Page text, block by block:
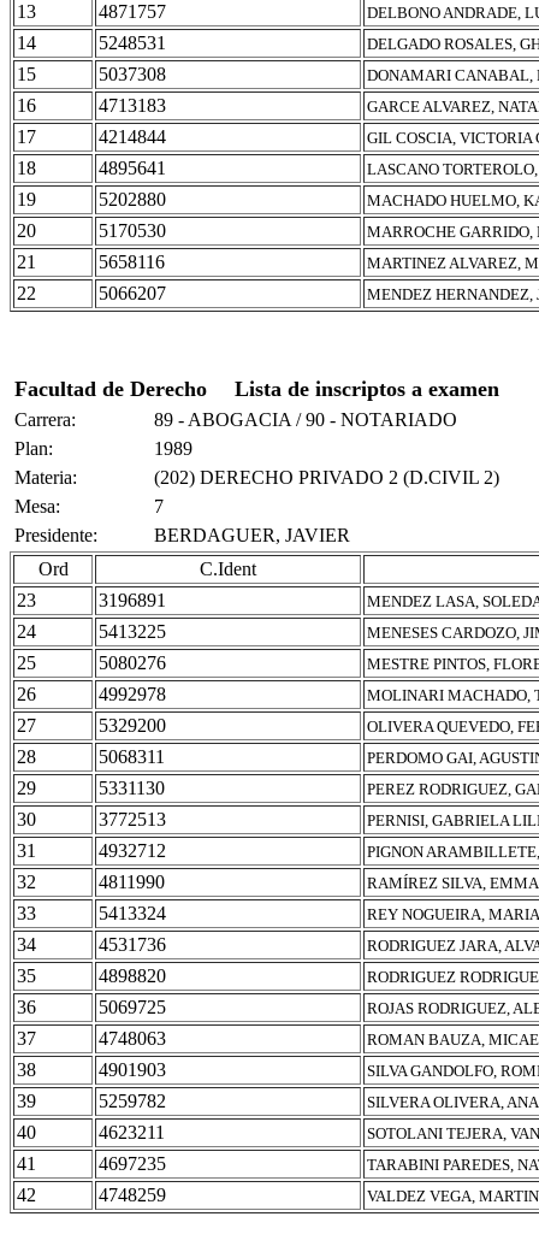
13 4871757 DELBONO ANDRADE,
14 5248531 DELGADO ROSALES,
15 5037308 DONAMARI CANABAL,
16 4713183 GARCE ALVAREZ,
17 4214844 GIL COSCIA, VICTORIA
18 4895641 LASCANO
19 5202880 MACHADO HUELMO,
20 5170530 MARROCHE GARRIDO,
21 5658116 MARTINEZ ALVAREZ,
22 5066207 MENDEZ HERNANDEZ,
Facultad de Derecho Lista de inscriptos a examen
Carrera:
89 - ABOGACIA / 90 - NOTARIADO
Plan:
1989
Materia:
(202) DERECHO PRIVADO 2 (D.CIVIL 2)
Mesa:
7
Presidente:
BERDAGUER, JAVIER
Ord
C.Ident
23
3196891 MENDEZ LASA,
24 5413225 MENESES CARDOZO,
25 5080276 MESTRE PINTOS,
26 4992978 MOLINARI MACHADO,
27 5329200 OLIVERA QUEVEDO,
28 5068311 PERDOMO GAI,
29 5331130 PEREZ RODRIGUEZ,
30 3772513 PERNISI, GABRIELA
31 4932712 PIGNON
32 4811990 RAMÍREZ SILVA,
33 5413324 REY NOGUEIRA,
34 4531736 RODRIGUEZ JARA,
35 4898820 RODRIGUEZ
36 5069725 ROJAS RODRIGUEZ,
37 4748063 ROMAN BAUZA,
38 4901903 SILVA GANDOLFO,
39 5259782 SILVERA OLIVERA,
40 4623211 SOTOLANI TEJERA,
41 4697235 TARABINI PAREDES,
42 4748259 VALDEZ VEGA, MARTIN